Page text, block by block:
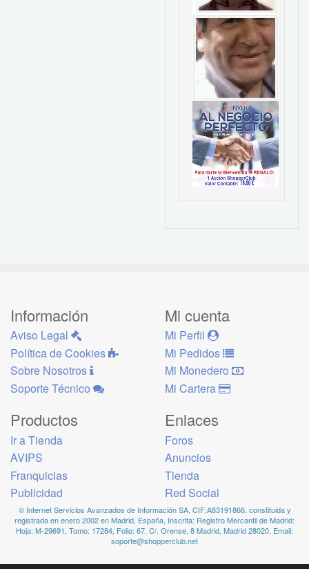
Información
Aviso Legal
Política de Cookies
Sobre Nosotros
Soporte Técnico
Mi cuenta
Mi Perfil
Mi Pedidos
Mi Monedero
Mi Cartera
Productos
Ir a Tienda
AVIPS
Franquicias
Publicidad
Enlaces
Foros
Anuncios
Tienda
Red Social
© Internet Servicios Avanzados de Información SA, CIF:A83191866, constituida y
registrada en enero 2002 en Madrid, España, Inscrita: Registro Mercantil de Madrid:
Hoja: M-29691, Tomo: 17284, Folio: 67. C/. Orense, 8 Madrid, Madrid 28020, Email:
soporte@shopperclub.net